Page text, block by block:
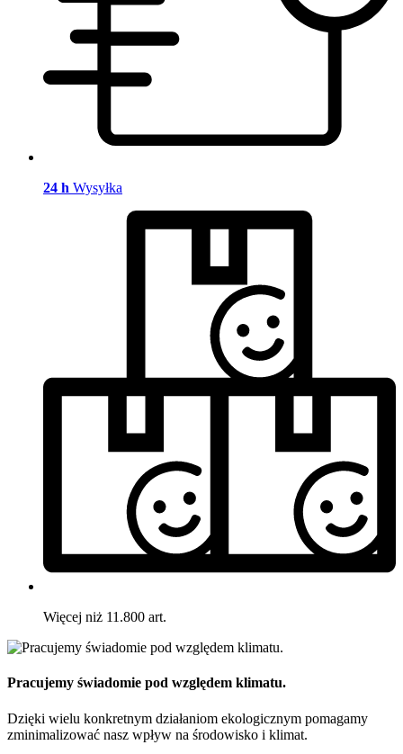
24 h Wysyłka
Więcej niż 11.800 art.
Pracujemy świadomie pod względem klimatu.
Dzięki wielu konkretnym działaniom ekologicznym pomagamy
zminimalizować nasz wpływ na środowisko i klimat.